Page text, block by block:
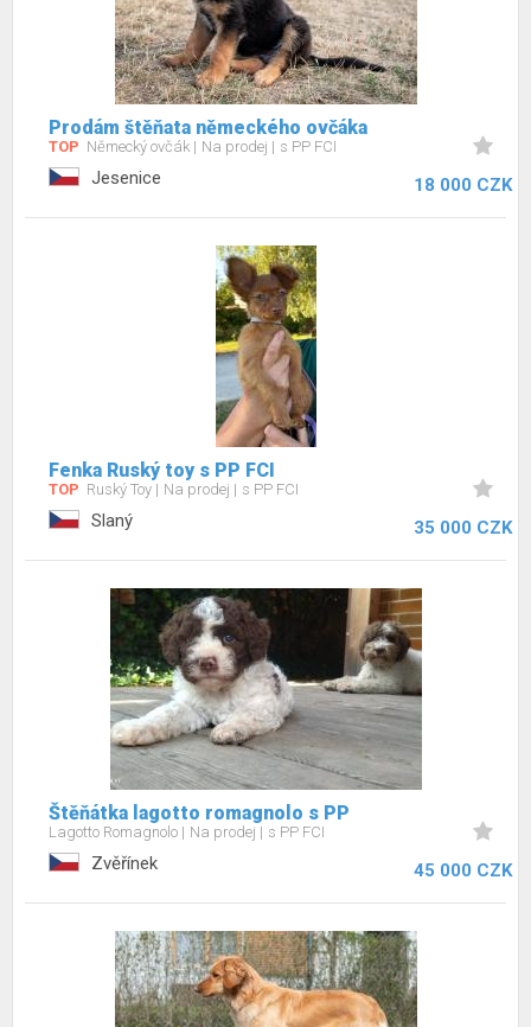
Prodám štěňata německého ovčáka
TOP Německý ovčák Na prodej s PP FCI
Jesenice 18 000 CZK
Fenka Ruský toy s PP FCI
TOP Ruský Toy Na prodej s PP FCI
Slaný 35 000 CZK
Štěňátka lagotto romagnolo s PP
Lagotto Romagnolo Na prodej s PP FCI
Zvěřínek 45 000 CZK